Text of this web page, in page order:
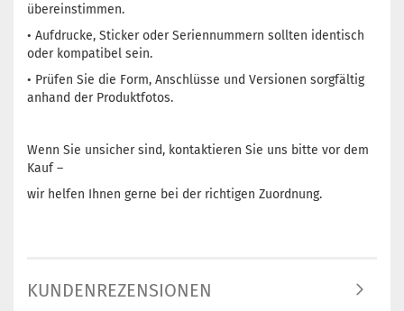
übereinstimmen.
• Aufdrucke, Sticker oder Seriennummern sollten identisch
oder kompatibel sein.
• Prüfen Sie die Form, Anschlüsse und Versionen sorgfältig
anhand der Produktfotos.
Wenn Sie unsicher sind, kontaktieren Sie uns bitte vor dem
Kauf –
wir helfen Ihnen gerne bei der richtigen Zuordnung.
KUNDENREZENSIONEN